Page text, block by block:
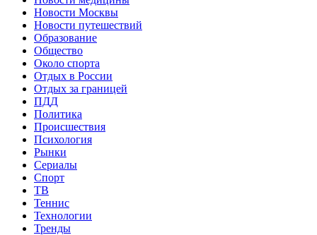
Новости Москвы
Новости путешествий
Образование
Общество
Около спорта
Отдых в России
Отдых за границей
ПДД
Политика
Происшествия
Психология
Рынки
Сериалы
Спорт
ТВ
Теннис
Технологии
Тренды